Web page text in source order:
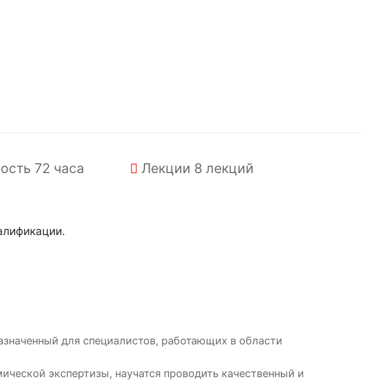
72 часа Лекции 8 лекций
для специалистов, работающих в области
экспертизы, научатся проводить качественный и